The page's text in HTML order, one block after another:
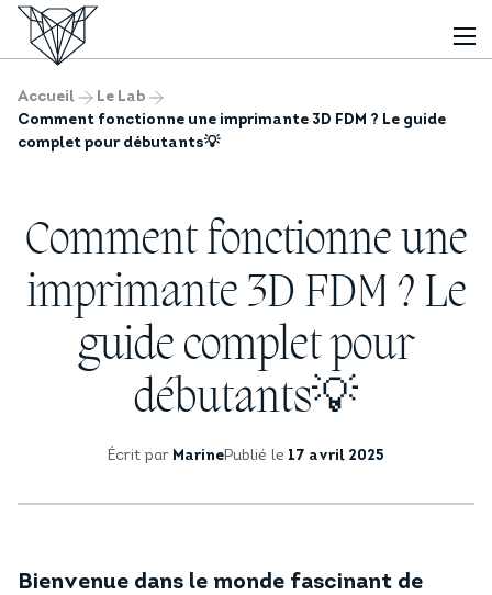
Accueil
Le Lab
Comment fonctionne une imprimante 3D FDM ? Le guide
complet pour débutants💡
Comment fonctionne une
imprimante 3D FDM ? Le
guide complet pour
débutants💡
Écrit par MarinePublié le 17 avril 2025
Bienvenue dans le monde fascinant de